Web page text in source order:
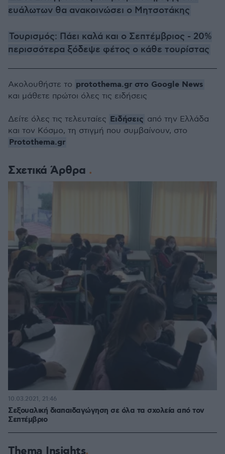
ευάλωτων θα ανακοινώσει ο Μητσοτάκης
Τουρισμός: Πάει καλά και ο Σεπτέμβριος - 20%
περισσότερα ξόδεψε φέτος ο κάθε τουρίστας
Σχετικά Άρθρα
Σεξουαλική διαπαιδαγώγηση σε όλα τα σχολεία από τον
Σεπτέμβριο
10.03.2021, 21:46
Ακολουθήστε το protothema.gr στο Google News
και μάθετε πρώτοι όλες τις ειδήσεις
Δείτε όλες τις τελευταίες Ειδήσεις από την Ελλάδα
και τον Κόσμο, τη στιγμή που συμβαίνουν, στο
Protothema.gr